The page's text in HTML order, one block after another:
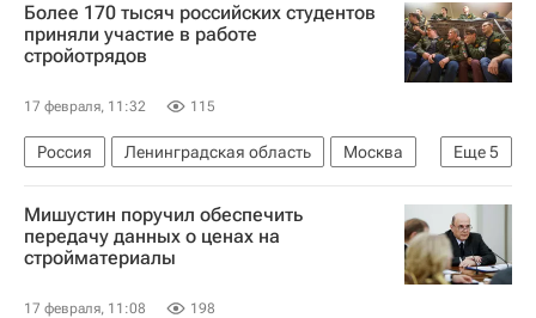
Более 170 тысяч российских студентов
приняли участие в работе
стройотрядов
17 февраля, 11:32 115
Еще5
Россия Ленинградская область
Москва
Марат Хуснуллин
Газпром
Государственная корпорация по атомной энергии "Росатом"
АЭС "Аккую"
Строительство
Мишустин поручил обеспечить
передачу данных о ценах на
стройматериалы
17 февраля, 11:08 198